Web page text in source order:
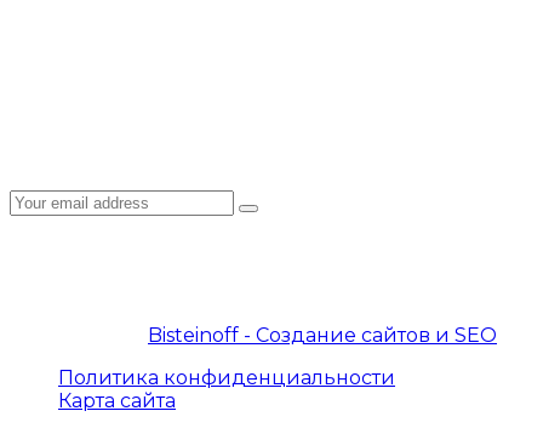
Bisteinoff - Создание сайтов и SEO
Политика конфиденциальности
Карта сайта